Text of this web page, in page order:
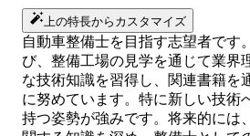
上の特長からカスタマイズ
自動車整備士を目指す志望者です
び、整備工場の見学を通じて業界
な技術知識を習得し、関連書籍を
に努めています。特に新しい技術
持つ姿勢が強みです。将来的には